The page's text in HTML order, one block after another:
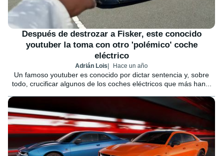
Después de destrozar a Fisker, este conocido
youtuber la toma con otro 'polémico' coche
eléctrico
Adrián Lois Hace un año
Un famoso youtuber es conocido por dictar sentencia y, sobre
todo, crucificar algunos de los coches eléctricos que más han...